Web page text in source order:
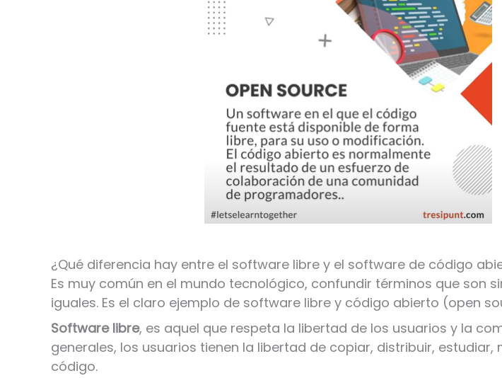
¿Qué diferencia hay entre el software libre y el software de código
Es muy común en el mundo tecnológico, confundir términos que son
iguales. Es el claro ejemplo de software libre y código abierto (open
Software libre, es aquel que respeta la libertad de los usuarios y la
generales, los usuarios tienen la libertad de copiar, distribuir, estudiar,
código.